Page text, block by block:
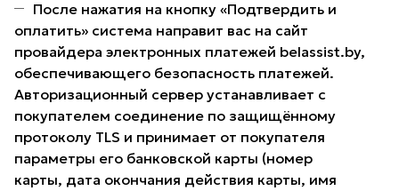
После нажатия на кнопку «Подтвердить и
оплатить» система направит вас на сайт
провайдера электронных платежей belassist.by,
обеспечивающего безопасность платежей.
Авторизационный сервер устанавливает с
покупателем соединение по защищённому
протоколу TLS и принимает от покупателя
параметры его банковской карты (номер
карты, дата окончания действия карты, имя